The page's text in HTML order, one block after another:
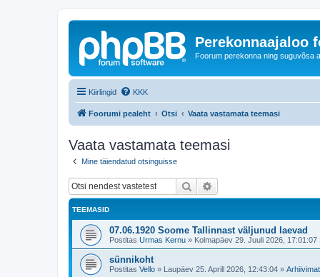
Perekonnaajaloo
Foorum perekonna ning suguvõsa
Kiirlingid KKK
Foorumi pealeht Otsi Vaata vastamata teemasi
Vaata vastamata teemasi
Mine täiendatud otsinguisse
Otsi
TEEMASID
07.06.1920 Soome Tallinnast väljunud laevad
Postitas Urmas Kernu » Kolmapäev 29. Juuli 2026, 17:01:07
sünnikoht
Postitas Vello » Laupäev 25. Aprill 2026, 12:43:04 »